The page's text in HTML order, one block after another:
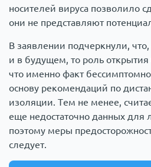
носителей вируса позволило
они не представляют
В заявлении подчеркнули, что,
и в будущем, то роль
что именно факт
основу рекомендаций по
изоляции. Тем не менее,
еще недостаточно данных
поэтому меры
следует.